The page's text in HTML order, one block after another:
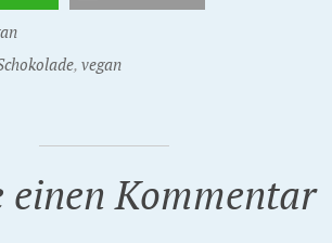
, vegan
einen Kommentar